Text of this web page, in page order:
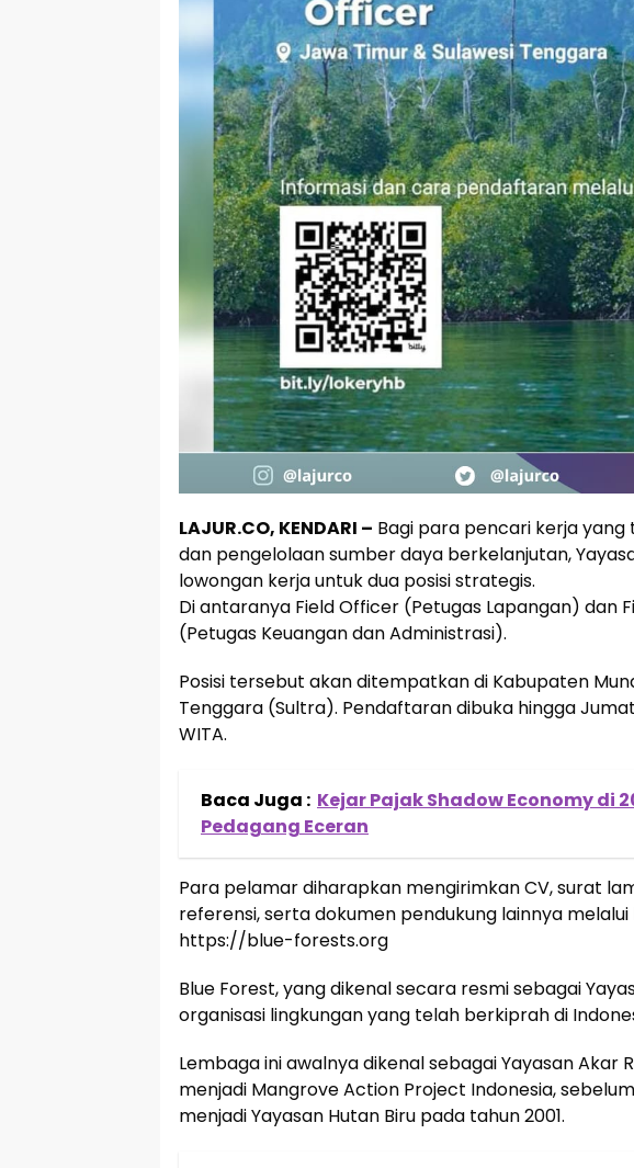
LAJUR.CO, KENDARI – Bagi para pencari kerja
dan pengelolaan sumber daya berkelanjutan,
lowongan kerja untuk dua posisi strategis.
Di antaranya Field Officer (Petugas Lapangan) dan
(Petugas Keuangan dan Administrasi).
Posisi tersebut akan ditempatkan di Kabupaten
Tenggara (Sultra). Pendaftaran dibuka hingga
WITA.
Baca Juga : Kejar Pajak Shadow Economy di
Pedagang Eceran
Para pelamar diharapkan mengirimkan CV, surat
referensi, serta dokumen pendukung lainnya
https://blue-forests.org
Blue Forest, yang dikenal secara resmi sebagai
organisasi lingkungan yang telah berkiprah di
Lembaga ini awalnya dikenal sebagai Yayasan Akar
menjadi Mangrove Action Project Indonesia,
menjadi Yayasan Hutan Biru pada tahun 2001.